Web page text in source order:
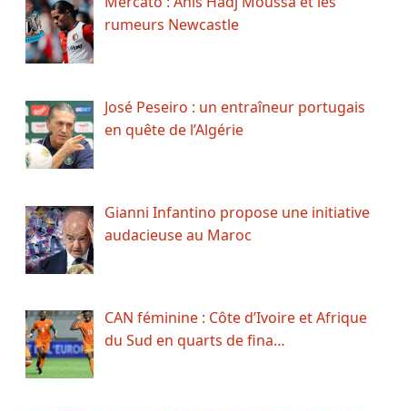
rumeurs Newcastle
José Peseiro : un entraîneur portugais
en quête de l’Algérie
Gianni Infantino propose une initiative
audacieuse au Maroc
CAN féminine : Côte d’Ivoire et Afrique
du Sud en quarts de fina…